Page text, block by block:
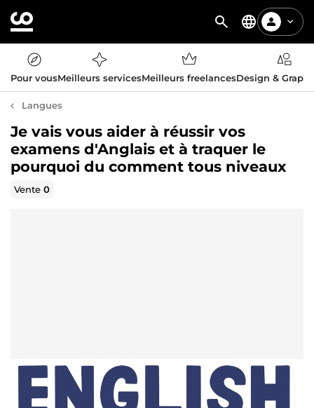
Pour vousMeilleurs servicesMeilleurs freelancesDesign &
Langues
Je vais vous aider à réussir vos
examens d'Anglais et à traquer le
pourquoi du comment tous niveaux
Vente0